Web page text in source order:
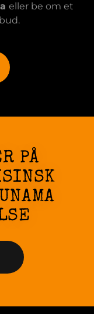
eller be om et
PÅ